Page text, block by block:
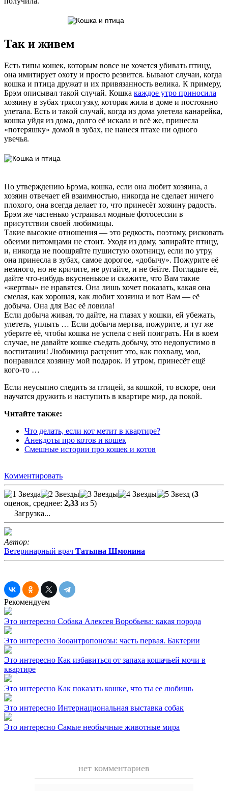
Так и живем
Есть типы кошек, которым вовсе не хочется убивать птицу,
она имитирует охоту и просто резвится. Бывают случаи, когда
кошка и птица дружат и их привязанность велика. К примеру,
Брэм описывал такой случай. Кошка каждое утро приносила
хозяину в зубах трясогузку, которая жила в доме и постоянно
улетала. Есть и такой случай, когда из дома улетела канарейка,
кошка уйдя из дома, долго её искала и всё же, принесла
«потеряшку» домой в зубах, не нанеся птахе ни одного
увечья.
По утверждению Брэма, кошка, если она любит хозяина, а
хозяин отвечает ей взаимностью, никогда не сделает ничего
плохого, она всегда делает то, что принесёт хозяину радость.
Брэм же частенько устраивал модные фотосессии в
присутствии своей любимицы.
Такие высокие отношения — это редкость, поэтому, рисковать
обеими питомцами не стоит. Уходя из дому, запирайте птицу,
и, никогда не поощряйте пушистую охотницу, если по утру,
она принесла в зубах, самое дорогое, «добычу». Пожурите её
немного, но не кричите, не ругайте, и не бейте. Погладьте её,
дайте что-нибудь вкусненькое и скажите, что Вам такие
«жертвы» не нравятся. Она лишь хочет показать, какая она
смелая, как хорошая, как любит хозяина и вот Вам — её
добыча. Она для Вас её ловила!
Если добыча живая, то дайте, на глазах у кошки, ей убежать,
улететь, уплыть … Если добыча мертва, пожурите, и тут же
уберите её, чтобы кошка не успела с ней поиграть. Ни в коем
случае, не давайте кошке съедать добычу, это недопустимо в
воспитании! Любимица расценит это, как похвалу, мол,
понравился хозяину мой подарок. И утром, принесёт ещё
кого-то …
Если неусыпно следить за птицей, за кошкой, то вскоре, они
научатся дружить и наступить в квартире мир, да покой.
Читайте также:
Что делать, если кот метит в квартире?
Анекдоты про котов и кошек
Смешные истории про кошек и котов
Комментировать
(3
оценок, среднее: 2,33 из 5)
Загрузка...
Автор:
Ветеринарный врач Татьяна Шмонина
Рекомендуем
Это интересно Собака Алексея Воробьева: какая порода
Это интересно Зооантропонозы: часть первая. Бактерии
Это интересно Как избавиться от запаха кошачьей мочи в
квартире
Это интересно Как показать кошке, что ты ее любишь
Это интересно Интернациональная выставка собак
Это интересно Самые необычные животные мира
нет комментариев